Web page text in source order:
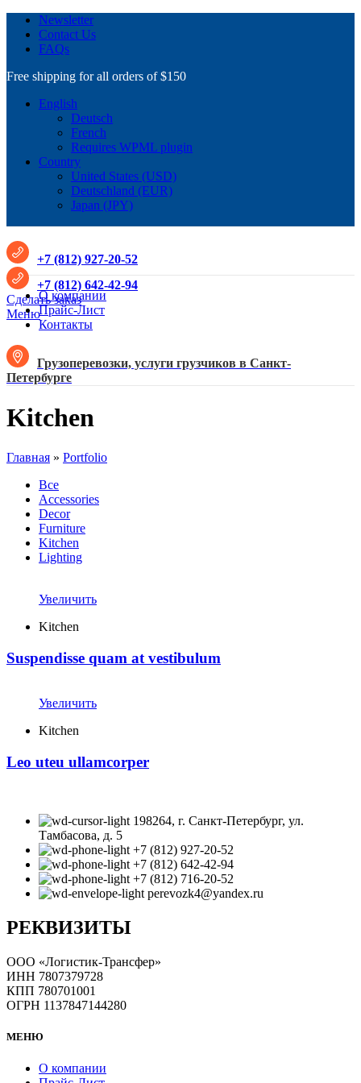
Newsletter
Contact Us
FAQs
Free shipping for all orders of $150
English
Deutsch
French
Requires WPML plugin
Country
United States (USD)
Deutschland (EUR)
Japan (JPY)
+7 (812) 927-20-52
+7 (812) 642-42-94
Сделать заказ
Меню
О компании
Прайс-Лист
Контакты
Грузоперевозки, услуги грузчиков в Санкт-
Петербурге
Kitchen
Главная » Portfolio
Все
Accessories
Decor
Furniture
Kitchen
Lighting
Увеличить
Kitchen
Suspendisse quam at vestibulum
Увеличить
Kitchen
Leo uteu ullamcorper
198264, г. Санкт-Петербург, ул.
Тамбасова, д. 5
+7 (812) 927-20-52
+7 (812) 642-42-94
+7 (812) 716-20-52
perevozk4@yandex.ru
РЕКВИЗИТЫ
ООО «Логистик-Трансфер»
ИНН 7807379728
КПП 780701001
ОГРН 1137847144280
МЕНЮ
О компании